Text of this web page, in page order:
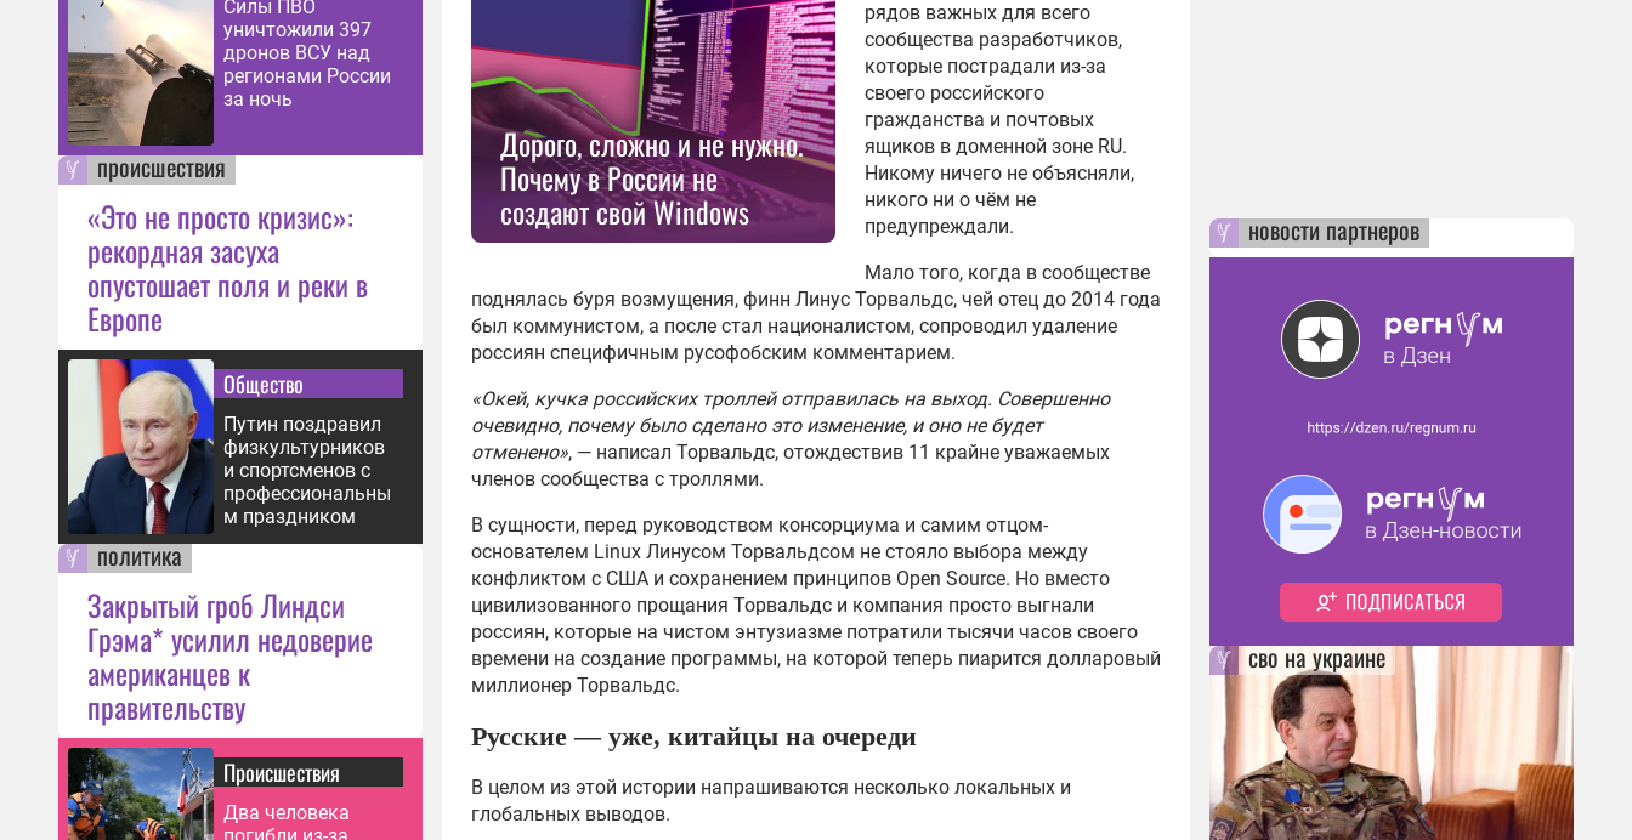
Силы ПВО
уничтожили 397
дронов ВСУ над
регионами России
за ночь
происшествия
«Это не просто кризис»:
рекордная засуха
опустошает поля и реки в
Европе
Общество
Путин поздравил
физкультурников
и спортсменов с
профессиональны
м праздником
политика
Закрытый гроб Линдси
Грэма* усилил недоверие
американцев к
правительству
Происшествия
Два человека
Дорого, сложно и не нужно.
Почему в России не
создают свой Windows
рядов важных для всего
сообщества разработчиков,
которые пострадали из-за
своего российского
гражданства и почтовых
ящиков в доменной зоне RU.
Никому ничего не объясняли,
никого ни о чём не
предупреждали.
Мало того, когда в сообществе
поднялась буря возмущения, финн Линус Торвальдс, чей отец до 2014 года
был коммунистом, а после стал националистом, сопроводил удаление
россиян специфичным русофобским комментарием.
«Окей, кучка российских троллей отправилась на выход. Совершенно
очевидно, почему было сделано это изменение, и оно не будет
отменено», — написал Торвальдс, отождествив 11 крайне уважаемых
членов сообщества с троллями.
В сущности, перед руководством консорциума и самим отцом-
основателем Linux Линусом Торвальдсом не стояло выбора между
конфликтом с США и сохранением принципов Open Source. Но вместо
цивилизованного прощания Торвальдс и компания просто выгнали
россиян, которые на чистом энтузиазме потратили тысячи часов своего
времени на создание программы, на которой теперь пиарится долларовый
миллионер Торвальдс.
Русские — уже, китайцы на очереди
В целом из этой истории напрашиваются несколько локальных и
глобальных выводов.
новости партнеров
сво на украине